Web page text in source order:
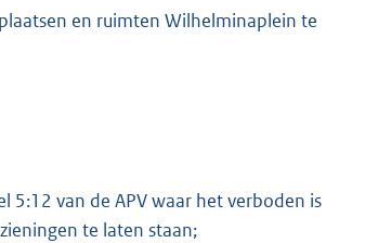
en ruimten Wilhelminaplein te
5:12 van de APV waar het verboden is
te laten staan;